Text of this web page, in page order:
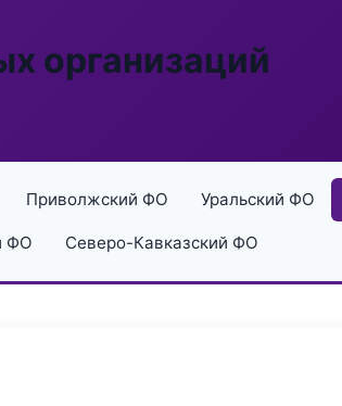
организаций
Приволжский ФО Уральский ФО
ФО Северо-Кавказский ФО